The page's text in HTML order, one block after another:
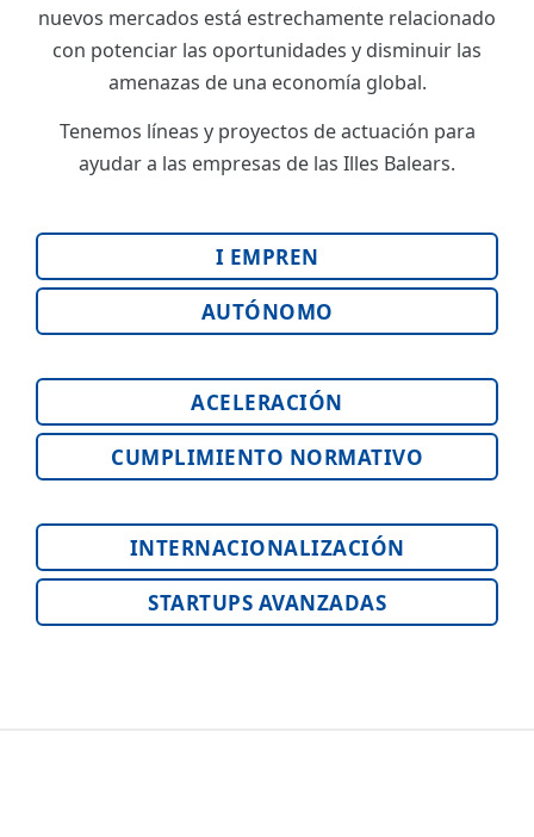
nuevos mercados está estrechamente relacionado
con potenciar las oportunidades y disminuir las
amenazas de una economía global.
Tenemos líneas y proyectos de actuación para
ayudar a las empresas de las Illes Balears.
I EMPREN
AUTÓNOMO
ACELERACIÓN
CUMPLIMIENTO NORMATIVO
INTERNACIONALIZACIÓN
STARTUPS AVANZADAS